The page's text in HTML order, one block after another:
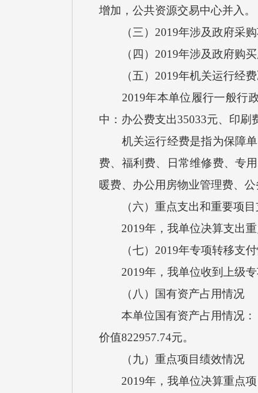
增加，公共资源交易中心并入。
（三）2019年涉及政府采购
（四）2019年涉及政府购买
（五）2019年机关运行经费
2019年本单位履行一般行政
中：办公费支出35033元、印刷
机关运行经费是指为保障单
费、福利费、日常维修费、专
暖费、办公用房物业管理费、
（六）重点支出和重要项目
2019年，我单位决算支出重
（七）2019年专项转移支付
2019年，我单位收到上级专
（八）国有资产占用情况
本单位国有资产占用情况：
价值822957.74元。
（九）重点项目绩效情况
2019年，我单位决算重点项